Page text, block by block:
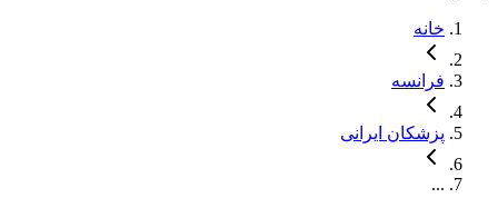
خانه
فرانسه
پزشکان ایرانی
...